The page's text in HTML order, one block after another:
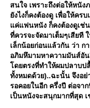
สนใจ เพราะถึงต่อให้หนัง
งไงก็คงต้องดู เพื่อให้คร
ค่แฟนหนัง ก็คงต้องดูเช่น
ที่ควรจะจัดมาเต็มๆเสียที
เล็กน้อยก่อนแล้วกัน ว่า ก
อภิมหึมามหาความมันส์อั
ดยตรงที่ทำให้ผมปลาบป
ทั้งหมดด้วย)..ฉะนั้น จึงอย่
รอคอยในอีก ครึ่งปี ต่อจา
เป็นหนังจะสนุกมากที่สุด